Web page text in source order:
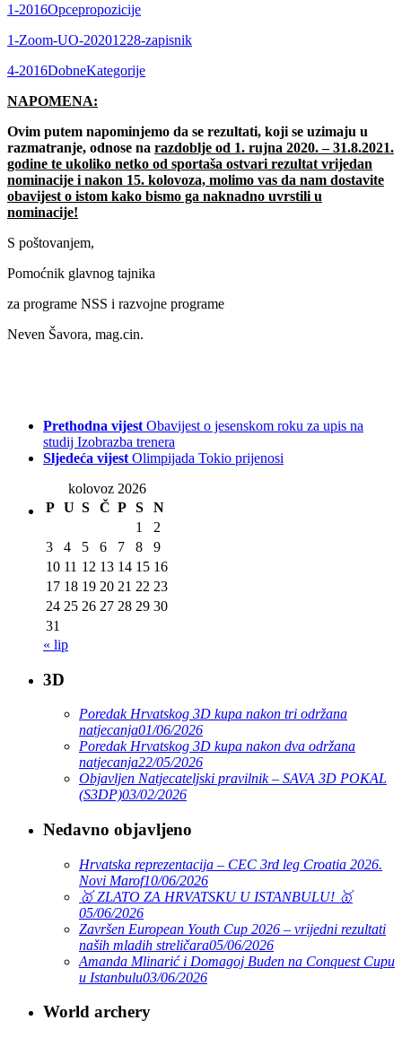
1-2016Opcepropozicije
1-Zoom-UO-20201228-zapisnik
4-2016DobneKategorije
NAPOMENA:
Ovim putem napominjemo da se rezultati, koji se uzimaju u
razmatranje, odnose na razdoblje od 1. rujna 2020. – 31.8.2021.
godine te ukoliko netko od sportaša ostvari rezultat vrijedan
nominacije i nakon 15. kolovoza, molimo vas da nam dostavite
obavijest o istom kako bismo ga naknadno uvrstili u
nominacije!
S poštovanjem,
Pomoćnik glavnog tajnika
za programe NSS i razvojne programe
Neven Šavora, mag.cin.
Prethodna vijest Obavijest o jesenskom roku za upis na
studij Izobrazba trenera
Sljedeća vijest Olimpijada Tokio prijenosi
kolovoz 2026
P U S Č P S
N
1
2
3
4 5 6 7 8
9
10 11 12 13 14 15 16
17 18 19 20 21 22 23
24 25 26 27 28 29 30
31
« lip
3D
Poredak Hrvatskog 3D kupa nakon tri održana
natjecanja01/06/2026
Poredak Hrvatskog 3D kupa nakon dva održana
natjecanja22/05/2026
Objavljen Natjecateljski pravilnik – SAVA 3D POKAL
(S3DP)03/02/2026
Nedavno objavljeno
Hrvatska reprezentacija – CEC 3rd leg Croatia 2026.
Novi Marof10/06/2026
🥇 ZLATO ZA HRVATSKU U ISTANBULU! 🥇
05/06/2026
Završen European Youth Cup 2026 – vrijedni rezultati
naših mladih streličara05/06/2026
Amanda Mlinarić i Domagoj Buden na Conquest Cupu
u Istanbulu03/06/2026
World archery